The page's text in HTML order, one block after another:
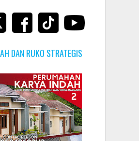
DAN RUKO STRATEGIS